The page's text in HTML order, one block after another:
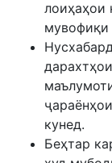
лоиҳаҳои
мувофиқи
кунед.
Беҳтар